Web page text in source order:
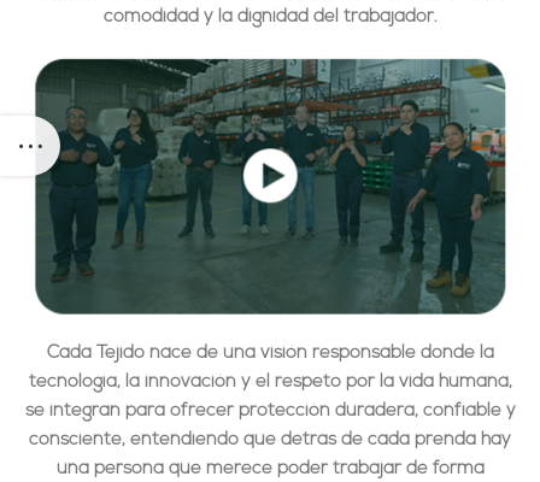
comodidad y la dignidad del trabajador.
Cada Tejido nace de una visión responsable donde la
tecnología, la innovación y el respeto por la vida humana,
se integran para ofrecer protección duradera, confiable y
consciente, entendiendo que detrás de cada prenda hay
una persona que merece poder trabajar de forma